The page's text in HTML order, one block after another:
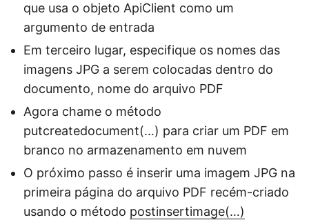
que usa o objeto ApiClient como um
argumento de entrada
Em terceiro lugar, especifique os nomes das
imagens JPG a serem colocadas dentro do
documento, nome do arquivo PDF
Agora chame o método
putcreatedocument(…) para criar um PDF em
branco no armazenamento em nuvem
O próximo passo é inserir uma imagem JPG na
primeira página do arquivo PDF recém-criado
usando o método postinsertimage(…)